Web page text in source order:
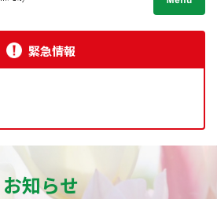
緊急情報
お知らせ